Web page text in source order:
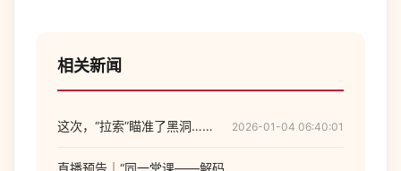
相关新闻
这次，“拉索”瞄准了黑洞…… 2026-01-04 06:40:01